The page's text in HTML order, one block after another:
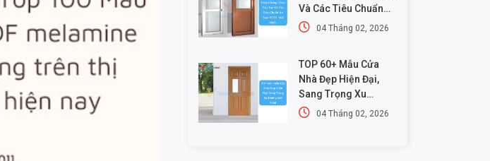
Và Các Tiêu Chuẩn
An Toàn PCCC Mới
04 Tháng 02, 2026
TOP 60+ Mẫu Cửa
Nhà Đẹp Hiện Đại,
Sang Trọng Xu
Hướng Mới Nhất
04 Tháng 02, 2026